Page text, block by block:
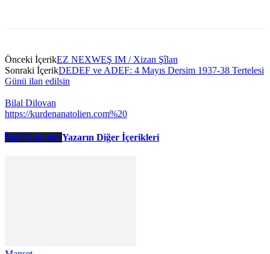
Önceki İçerikEZ NEXWEŞ IM / Xizan Şîlan
Sonraki İçerikDEDEF ve ADEF: 4 Mayıs Dersim 1937-38 Tertelesi
Günü ilan edilsin
Bilal Dilovan
https://kurdenanatolien.com%20
İlgili HaberlerYazarın Diğer İçerikleri